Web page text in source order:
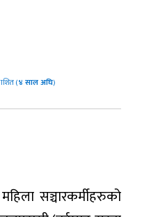
(४ साल अघि)
सञ्चारकर्मीहरुको